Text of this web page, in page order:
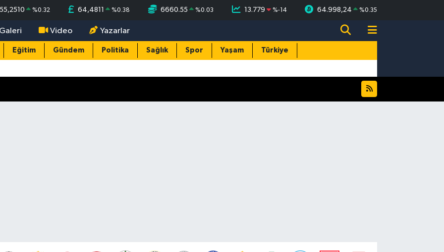
55,2510 %0.32 64,4811 %0.38 6660.55 %0.03 13.779 %-14 64.998,24 %0.35
Video Yazarlar
Eğitim Gündem Politika Sağlık Spor Yaşam Türkiye